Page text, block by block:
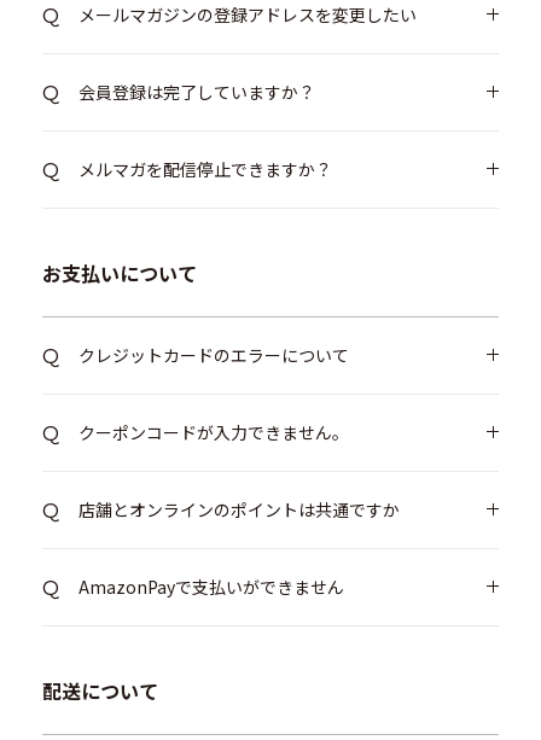
メールマガジンの登録アドレスを変更したい
会員登録は完了していますか？
メルマガを配信停止できますか？
お支払いについて
クレジットカードのエラーについて
クーポンコードが入力できません。
店舗とオンラインのポイントは共通ですか
AmazonPayで支払いができません
配送について